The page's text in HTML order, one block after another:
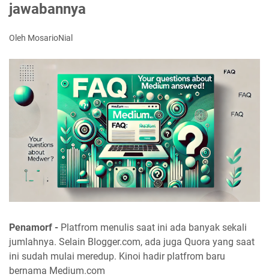
jawabannya
Oleh MosarioNial
Penamorf - Platfrom menulis saat ini ada banyak sekali
jumlahnya. Selain Blogger.com, ada juga Quora yang saat
ini sudah mulai meredup. Kinoi hadir platfrom baru
bernama Medium.com